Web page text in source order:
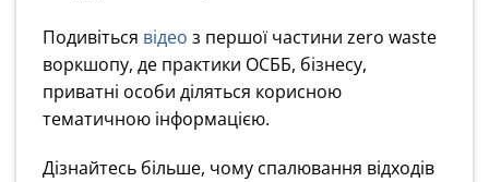
Подивіться відео з першої частини zero waste
воркшопу, де практики ОСББ, бізнесу,
приватні особи діляться корисною
тематичною інформацією.
Дізнайтесь більше, чому спалювання відходів